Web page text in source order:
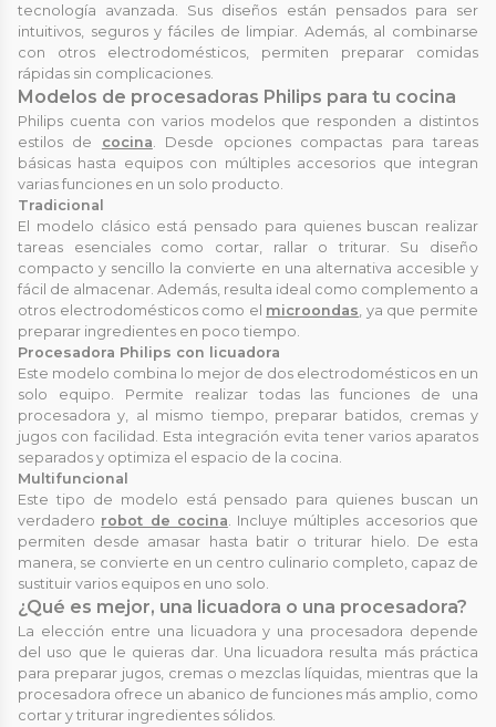
tecnología avanzada. Sus diseños están pensados para ser
intuitivos, seguros y fáciles de limpiar. Además, al combinarse
con otros electrodomésticos, permiten preparar comidas
rápidas sin complicaciones.
Modelos de procesadoras Philips para tu cocina
Philips cuenta con varios modelos que responden a distintos
estilos de cocina. Desde opciones compactas para tareas
básicas hasta equipos con múltiples accesorios que integran
varias funciones en un solo producto.
Tradicional
El modelo clásico está pensado para quienes buscan realizar
tareas esenciales como cortar, rallar o triturar. Su diseño
compacto y sencillo la convierte en una alternativa accesible y
fácil de almacenar. Además, resulta ideal como complemento a
otros electrodomésticos como el microondas, ya que permite
preparar ingredientes en poco tiempo.
Procesadora Philips con licuadora
Este modelo combina lo mejor de dos electrodomésticos en un
solo equipo. Permite realizar todas las funciones de una
procesadora y, al mismo tiempo, preparar batidos, cremas y
jugos con facilidad. Esta integración evita tener varios aparatos
separados y optimiza el espacio de la cocina.
Multifuncional
Este tipo de modelo está pensado para quienes buscan un
verdadero robot de cocina. Incluye múltiples accesorios que
permiten desde amasar hasta batir o triturar hielo. De esta
manera, se convierte en un centro culinario completo, capaz de
sustituir varios equipos en uno solo.
¿Qué es mejor, una licuadora o una procesadora?
La elección entre una licuadora y una procesadora depende
del uso que le quieras dar. Una licuadora resulta más práctica
para preparar jugos, cremas o mezclas líquidas, mientras que la
procesadora ofrece un abanico de funciones más amplio, como
cortar y triturar ingredientes sólidos.